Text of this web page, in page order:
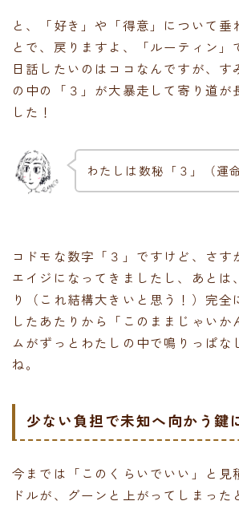
と、「好き」や「得意」について垂
とで、戻りますよ、「ルーティン」
日話したいのはココなんですが、す
の中の「３」が大暴走して寄り道が
した！
わたしは数秘「３」（運
コドモな数字「３」ですけど、さす
エイジになってきましたし、あとは
り（これ結構大きいと思う！）完全
したあたりから「このままじゃいか
ムがずっとわたしの中で鳴りっぱな
ね。
少ない負担で未知へ向かう鍵
今までは「このくらいでいい」と見
ドルが、グーンと上がってしまった